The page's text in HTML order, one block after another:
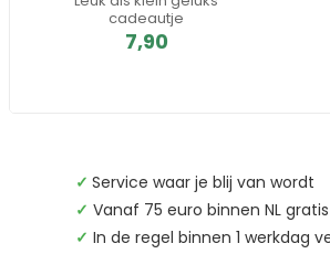
cadeautje
7,90
✓ Service waar je blij van wordt
✓ Vanaf 75 euro binnen NL
✓ In de regel binnen 1 werkdag